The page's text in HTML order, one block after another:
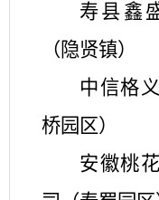
寿县鑫
（隐贤镇）
中信格
桥园区）
安徽桃